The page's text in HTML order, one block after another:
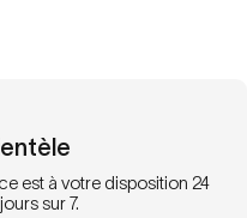
est à votre disposition 24
sur 7.